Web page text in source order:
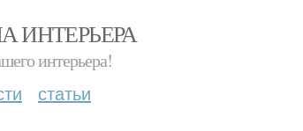
ИНТЕРЬЕРА
интерьера!
статьи